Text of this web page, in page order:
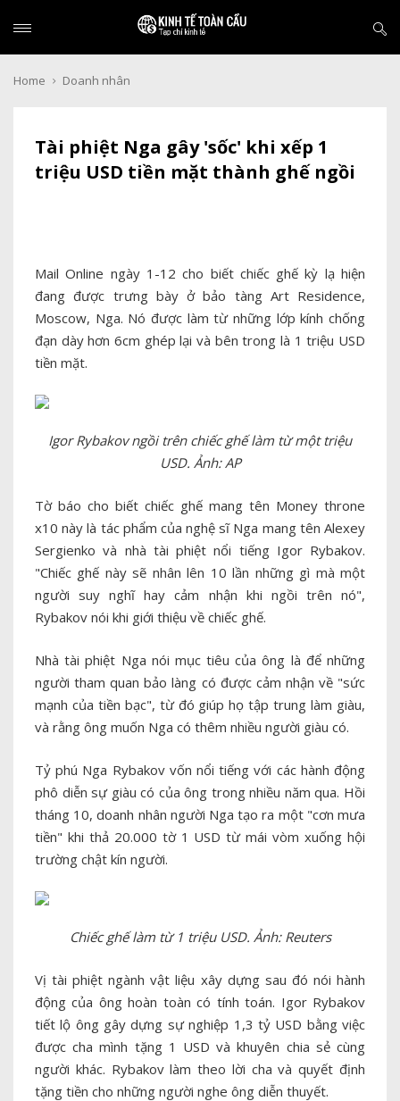
Home Doanh nhân
Tài phiệt Nga gây 'sốc' khi xếp 1
triệu USD tiền mặt thành ghế ngồi
Mail Online ngày 1-12 cho biết chiếc ghế kỳ lạ hiện
đang được trưng bày ở bảo tàng Art Residence,
Moscow, Nga. Nó được làm từ những lớp kính chống
đạn dày hơn 6cm ghép lại và bên trong là 1 triệu USD
tiền mặt.
Igor Rybakov ngồi trên chiếc ghế làm từ một triệu
USD. Ảnh: AP
Tờ báo cho biết chiếc ghế mang tên Money throne
x10 này là tác phẩm của nghệ sĩ Nga mang tên Alexey
Sergienko và nhà tài phiệt nổi tiếng Igor Rybakov.
"Chiếc ghế này sẽ nhân lên 10 lần những gì mà một
người suy nghĩ hay cảm nhận khi ngồi trên nó",
Rybakov nói khi giới thiệu về chiếc ghế.
Nhà tài phiệt Nga nói mục tiêu của ông là để những
người tham quan bảo làng có được cảm nhận về "sức
mạnh của tiền bạc", từ đó giúp họ tập trung làm giàu,
và rằng ông muốn Nga có thêm nhiều người giàu có.
Tỷ phú Nga Rybakov vốn nổi tiếng với các hành động
phô diễn sự giàu có của ông trong nhiều năm qua. Hồi
tháng 10, doanh nhân người Nga tạo ra một "cơn mưa
tiền" khi thả 20.000 tờ 1 USD từ mái vòm xuống hội
trường chật kín người.
Chiếc ghế làm từ 1 triệu USD. Ảnh: Reuters
Vị tài phiệt ngành vật liệu xây dựng sau đó nói hành
động của ông hoàn toàn có tính toán. Igor Rybakov
tiết lộ ông gây dựng sự nghiệp 1,3 tỷ USD bằng việc
được cha mình tặng 1 USD và khuyên chia sẻ cùng
người khác. Rybakov làm theo lời cha và quyết định
tặng tiền cho những người nghe ông diễn thuyết.